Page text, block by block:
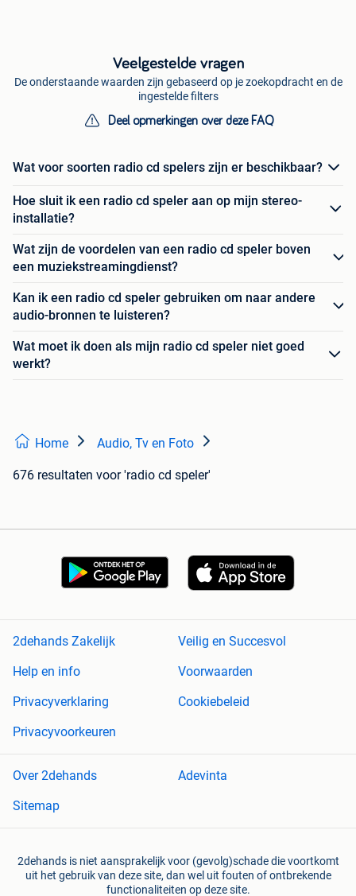
Veelgestelde vragen
De onderstaande waarden zijn gebaseerd op je zoekopdracht en de
ingestelde filters
Deel opmerkingen over deze FAQ
Wat voor soorten radio cd spelers zijn er beschikbaar?
Hoe sluit ik een radio cd speler aan op mijn stereo-
installatie?
Wat zijn de voordelen van een radio cd speler boven
een muziekstreamingdienst?
Kan ik een radio cd speler gebruiken om naar andere
audio-bronnen te luisteren?
Wat moet ik doen als mijn radio cd speler niet goed
werkt?
Home Audio, Tv en Foto
676 resultaten voor 'radio cd speler'
2dehands Zakelijk
Veilig en Succesvol
Help en info
Voorwaarden
Privacyverklaring
Cookiebeleid
Privacyvoorkeuren
Over 2dehands
Adevinta
Sitemap
2dehands is niet aansprakelijk voor (gevolg)schade die voortkomt
uit het gebruik van deze site, dan wel uit fouten of ontbrekende
functionaliteiten op deze site.